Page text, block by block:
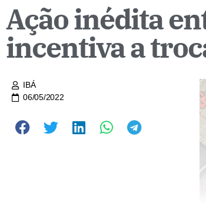
Ação inédita
incentiva a
IBÁ
06/05/2022